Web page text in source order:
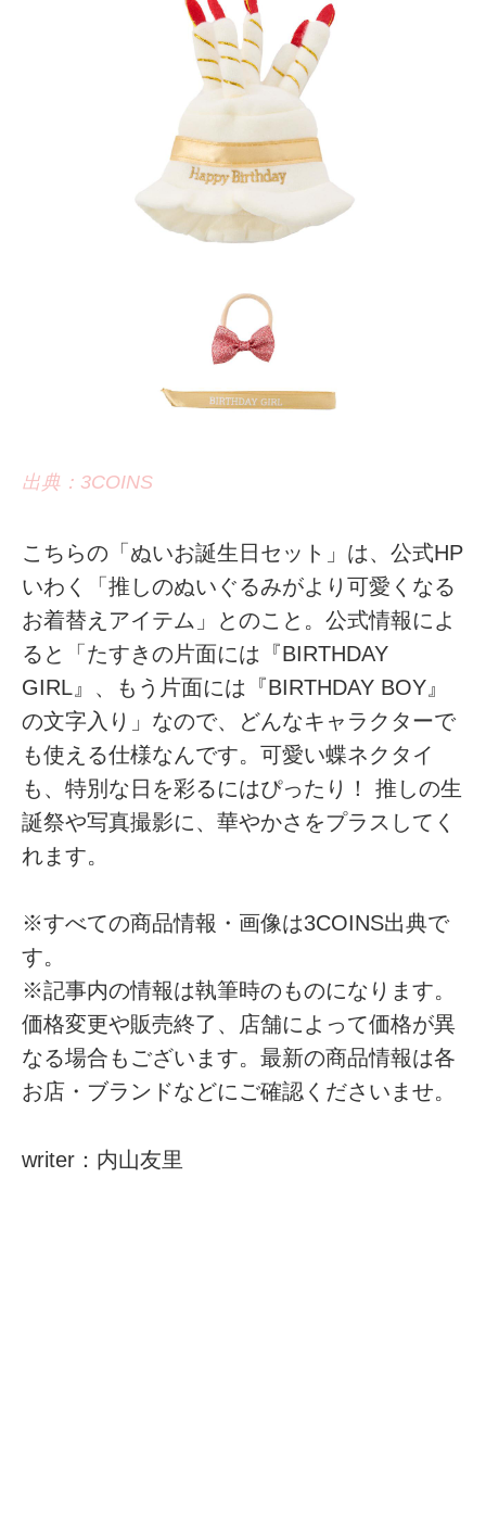
出典：3COINS
こちらの「ぬいお誕生日セット」は、公式HP
いわく「推しのぬいぐるみがより可愛くなる
お着替えアイテム」とのこと。公式情報によ
ると「たすきの片面には『BIRTHDAY
GIRL』、もう片面には『BIRTHDAY BOY』
の文字入り」なので、どんなキャラクターで
も使える仕様なんです。可愛い蝶ネクタイ
も、特別な日を彩るにはぴったり！ 推しの生
誕祭や写真撮影に、華やかさをプラスしてく
れます。
※すべての商品情報・画像は3COINS出典で
す。
※記事内の情報は執筆時のものになります。
価格変更や販売終了、店舗によって価格が異
なる場合もございます。最新の商品情報は各
お店・ブランドなどにご確認くださいませ。
writer：内山友里